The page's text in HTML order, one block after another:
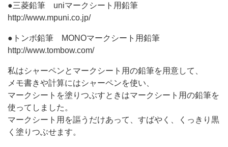
●三菱鉛筆 uniマークシート用鉛筆
http://www.mpuni.co.jp/
●トンボ鉛筆 MONOマークシート用鉛筆
http://www.tombow.com/
私はシャーペンとマークシート用の鉛筆を用意して、
メモ書きや計算にはシャーペンを使い、
マークシートを塗りつぶすときはマークシート用の鉛筆を
使ってしました。
マークシート用を謳うだけあって、すばやく、くっきり黒
く塗りつぶせます。